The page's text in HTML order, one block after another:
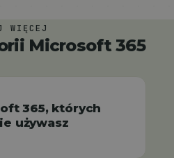
WIĘCEJ
Microsoft 365
365, których
używasz